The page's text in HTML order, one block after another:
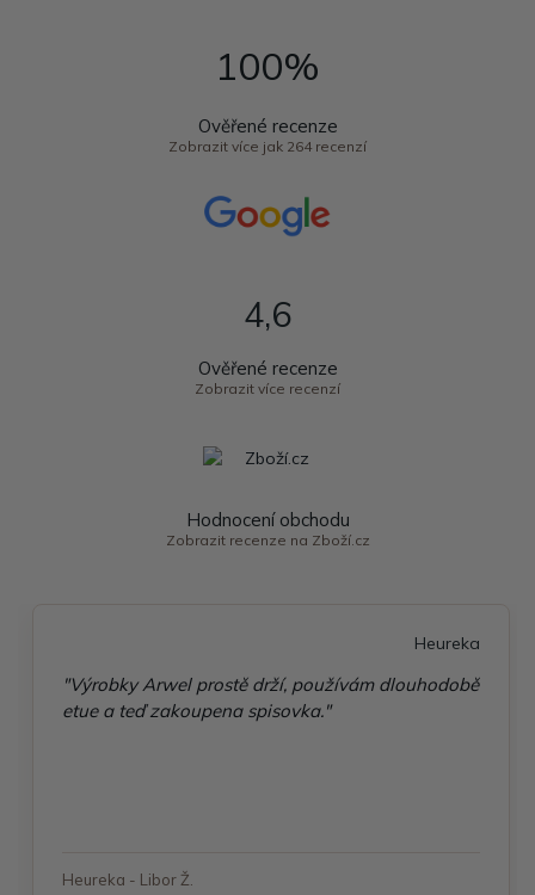
100%
Ověřené recenze
Zobrazit více jak 264 recenzí
4,6
Ověřené recenze
Zobrazit více recenzí
Hodnocení obchodu
Zobrazit recenze na Zboží.cz
Heureka
"Výrobky Arwel prostě drží, používám dlouhodobě
etue a teď zakoupena spisovka."
Heureka - Libor Ž.